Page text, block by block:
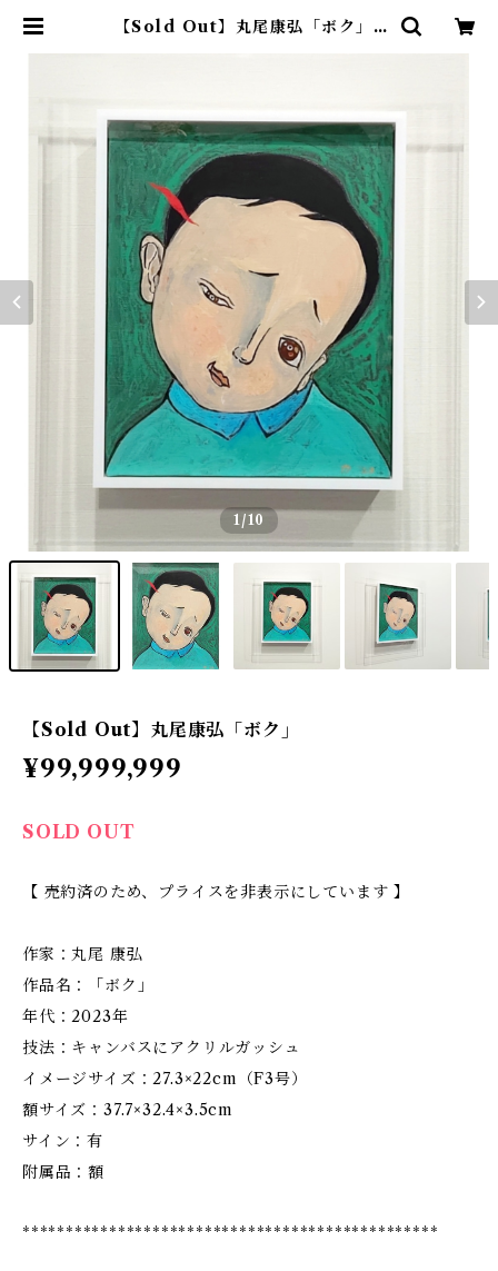
【Sold Out】丸尾康弘「ボク」 |
1/10
【Sold Out】丸尾康弘「ボク」
¥99,999,999
SOLD OUT
【 売約済のため、プライスを非表示にしています 】
作家：丸尾 康弘
作品名：「ボク」
年代：2023年
技法：キャンバスにアクリルガッシュ
イメージサイズ：27.3×22cm（F3号）
額サイズ：37.7×32.4×3.5cm
サイン：有
附属品：額
************************************************